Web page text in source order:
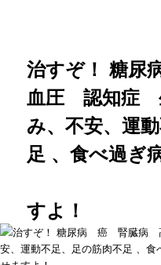
治すぞ！ 糖
血圧 認知症
み、不安、運
足 、食べ過ぎ
ご自
すよ！